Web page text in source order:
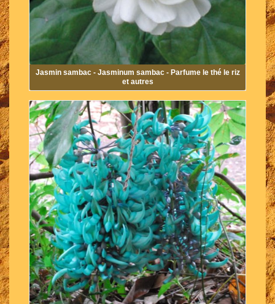
Jasmin sambac - Jasminum sambac - Parfume le thé le riz
et autres